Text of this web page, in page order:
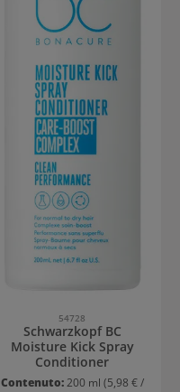
54728
Schwarzkopf BC
Moisture Kick Spray
Conditioner
Contenuto:200 ml (5,98 € /